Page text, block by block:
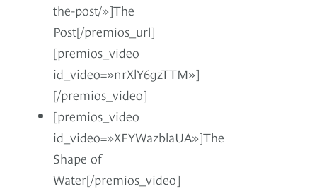
the-post/»]The
Post[/premios_url]
[premios_video
id_video=»nrXlY6gzTTM»]
[/premios_video]
[premios_video
id_video=»XFYWazblaUA»]The
Shape of
Water[/premios_video]